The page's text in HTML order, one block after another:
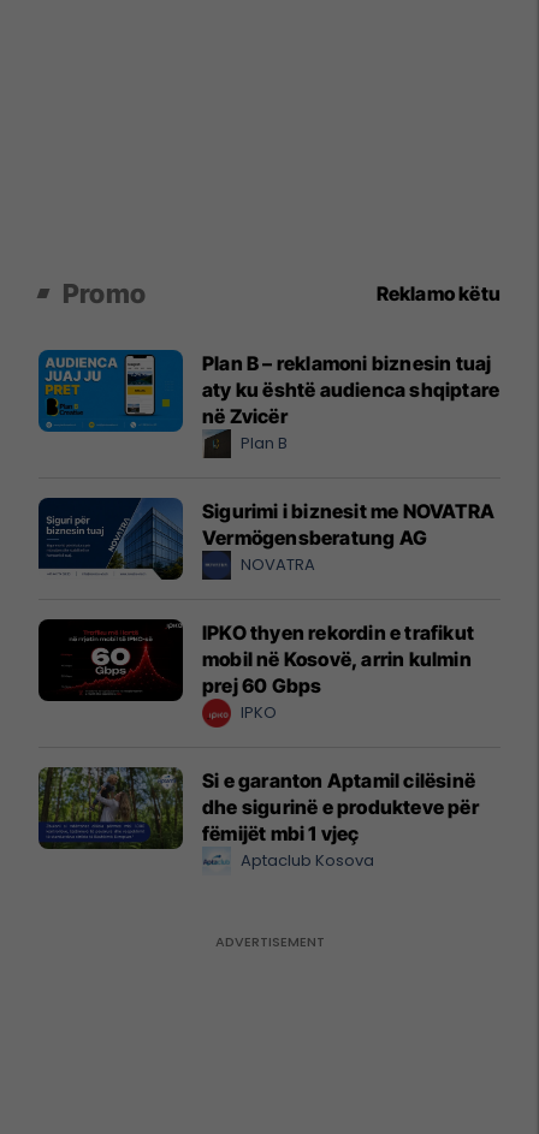
Promo Reklamo këtu
Plan B – reklamoni biznesin tuaj
aty ku është audienca shqiptare
në Zvicër
Plan B
Sigurimi i biznesit me NOVATRA
Vermögensberatung AG
NOVATRA
IPKO thyen rekordin e trafikut
mobil në Kosovë, arrin kulmin
prej 60 Gbps
IPKO
Si e garanton Aptamil cilësinë
dhe sigurinë e produkteve për
fëmijët mbi 1 vjeç
Aptaclub Kosova